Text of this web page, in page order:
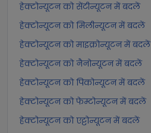
हेक्टोन्यूटन को सेंटीन्यूटन में बदलें
हेक्टोन्यूटन को मिलीन्यूटन में बदलें
हेक्टोन्यूटन को माइक्रोन्यूटन में बदलें
हेक्टोन्यूटन को नैनोन्यूटन में बदलें
हेक्टोन्यूटन को पिकोन्यूटन में बदलें
हेक्टोन्यूटन को फेम्टोन्यूटन में बदलें
हेक्टोन्यूटन को एट्टोन्यूटन में बदलें